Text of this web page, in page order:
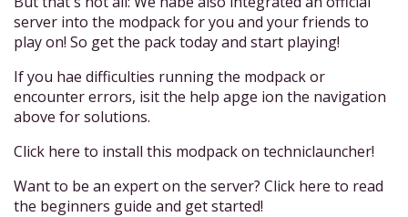
server into the modpack for you and your friends to
play on! So get the pack today and start playing!
If you hae difficulties running the modpack or
encounter errors, isit the help apge ion the navigation
above for solutions.
Click here to install this modpack on techniclauncher!
Want to be an expert on the server? Click here to read
the beginners guide and get started!